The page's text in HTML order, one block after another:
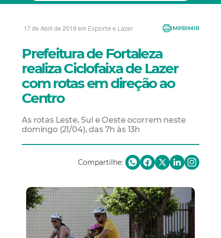
17 de Abril de 2019 em Esporte e Lazer IMPRIMIR
Prefeitura de Fortaleza
realiza Ciclofaixa de Lazer
com rotas em direção ao
Centro
As rotas Leste, Sul e Oeste ocorrem neste
domingo (21/04), das 7h às 13h
Compartilhe: